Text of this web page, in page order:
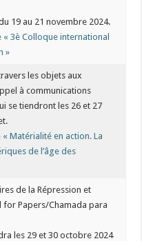
19 au 21 novembre 2024.
« 3è Colloque international
»
les objets aux
à communications
se tiendront les 26 et 27
Matérialité en action. La
de l’âge des
de la Répression et
Papers/Chamada para
les 29 et 30 octobre 2024